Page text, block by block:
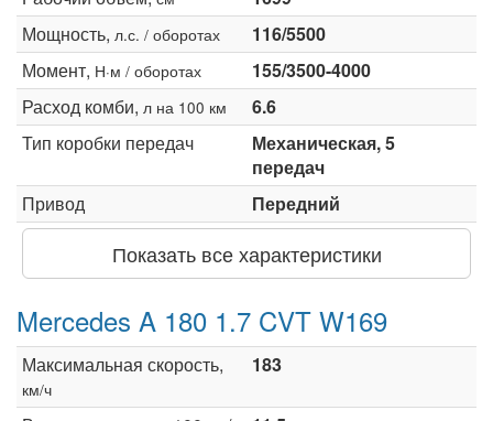
Мощность, л.с. / оборотах
116/5500
Момент, Н·м / оборотах
155/3500-4000
Расход комби, л на 100 км
6.6
Тип коробки передач
Механическая, 5
передач
Привод
Передний
Показать все характеристики
Mercedes A 180 1.7 CVT W169
Максимальная скорость,
км/ч
183